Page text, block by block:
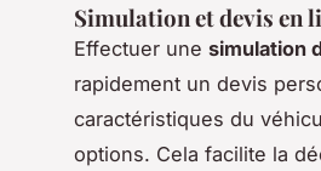
Simulation et devis en
Effectuer une simulation
rapidement un devis
caractéristiques du
options. Cela facilite la